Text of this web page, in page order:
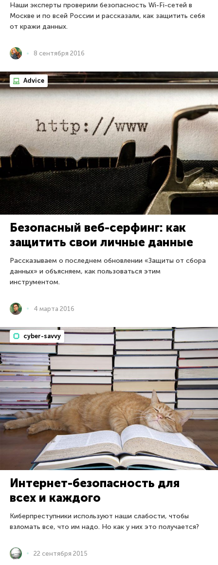
Наши эксперты проверили безопасность Wi-Fi-сетей в
Москве и по всей России и рассказали, как защитить себя
от кражи данных.
8 сентября 2016
Advice
Безопасный веб-серфинг: как
защитить свои личные данные
Рассказываем о последнем обновлении «Защиты от сбора
данных» и объясняем, как пользоваться этим
инструментом.
4 марта 2016
cyber-savvy
Интернет-безопасность для
всех и каждого
Киберпреступники используют наши слабости, чтобы
взломать все, что им надо. Но как у них это получается?
22 сентября 2015